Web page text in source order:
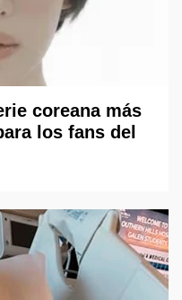
coreana más
los fans del